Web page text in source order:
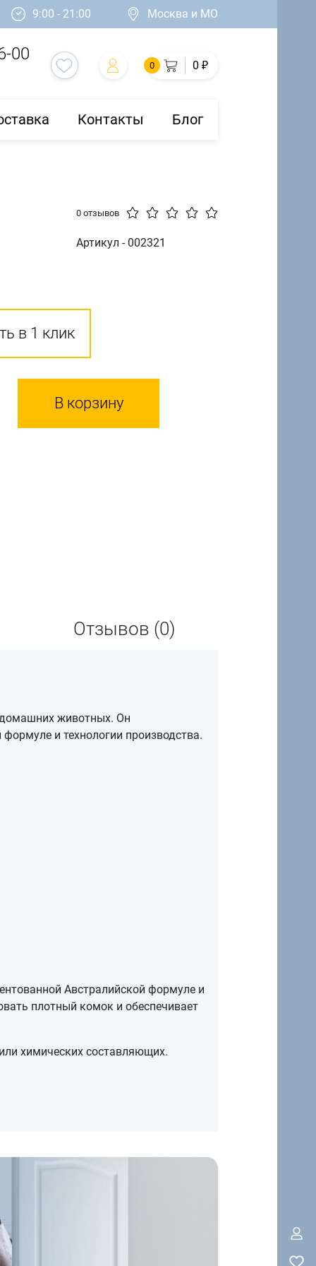
9:00 - 21:00 Москва и МО
00
0 0 ₽
Контакты Блог
0 отзывов
Артикул - 002321
в 1 клик
В корзину
Отзывов (0)
домашних животных. Он
и технологии производства.
Австралийской формуле и
плотный комок и обеспечивает
химических составляющих.